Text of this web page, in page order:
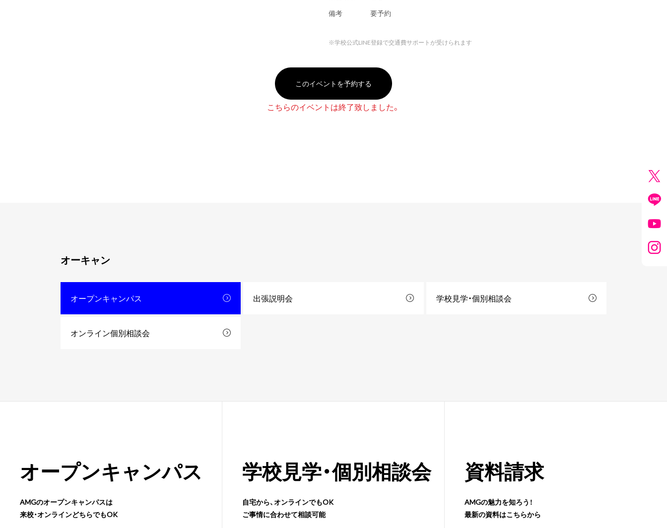
備考
要予約
※学校公式LINE登録で交通費サポートが受けられます
このイベントを予約する
こちらのイベントは終了致しました。
オーキャン
オープンキャンパス 出張説明会 学校見学・個別相談会
オンライン個別相談会
オープンキャンパス
AMGのオープンキャンパスは
来校・オンラインどちらでもOK
学校見学・個別相談会
自宅から、オンラインでもOK
ご事情に合わせて相談可能
資料請求
AMGの魅力を知ろう！
最新の資料はこちらから